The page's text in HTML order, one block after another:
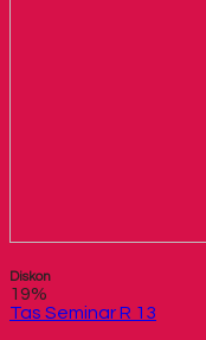
Diskon
19%
Tas Seminar R 13